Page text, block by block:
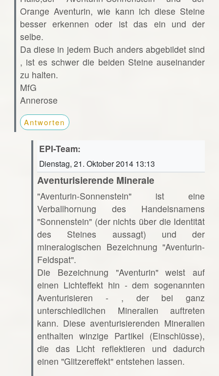
Orange Aventurin, wie kann ich diese Steine
besser erkennen oder ist das ein und der
selbe.
Da diese in jedem Buch anders abgebildet sind
, ist es schwer die beiden Steine auseinander
zu halten.
MfG
Annerose
Antworten
EPI-Team:
Dienstag, 21. Oktober 2014 13:13
Aventurisierende Minerale
"Aventurin-Sonnenstein" ist eine
Verballhornung des Handelsnamens
"Sonnenstein" (der nichts über die Identität
des Steines aussagt) und der
mineralogischen Bezeichnung "Aventurin-
Feldspat".
Die Bezeichnung "Aventurin" weist auf
einen Lichteffekt hin - dem sogenannten
Aventurisieren - , der bei ganz
unterschiedlichen Mineralien auftreten
kann. Diese aventurisierenden Mineralien
enthalten winzige Partikel (Einschlüsse),
die das Licht reflektieren und dadurch
einen "Glitzereffekt" entstehen lassen.